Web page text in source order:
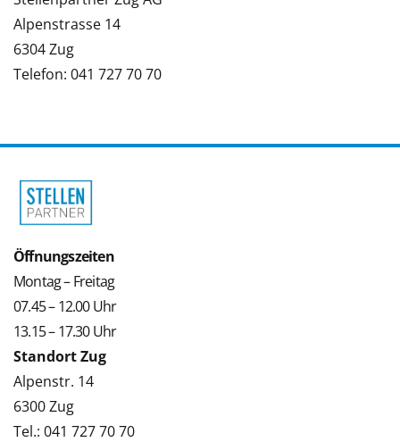
Alpenstrasse 14
6304 Zug
Telefon: 041 727 70 70
Öffnungszeiten
Montag – Freitag
07.45 – 12.00 Uhr
13.15 – 17.30 Uhr
Standort Zug
Alpenstr. 14
6300 Zug
Tel.: 041 727 70 70